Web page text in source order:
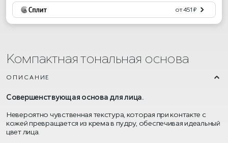
от 451 ₽
Компактная тональная основа
ОПИСАНИЕ
Совершенствующая основа для лица.
Невероятно чувственная текстура, которая при контакте с
кожей превращается из крема в пудру, обеспечивая идеальный
цвет лица.